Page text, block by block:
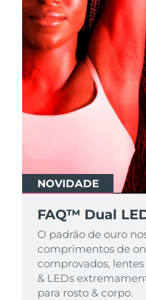
NOVIDADE
FAQ™ Dual
O padrão de ouro
comprimentos de
comprovados,
& LEDs
para rosto & corpo.